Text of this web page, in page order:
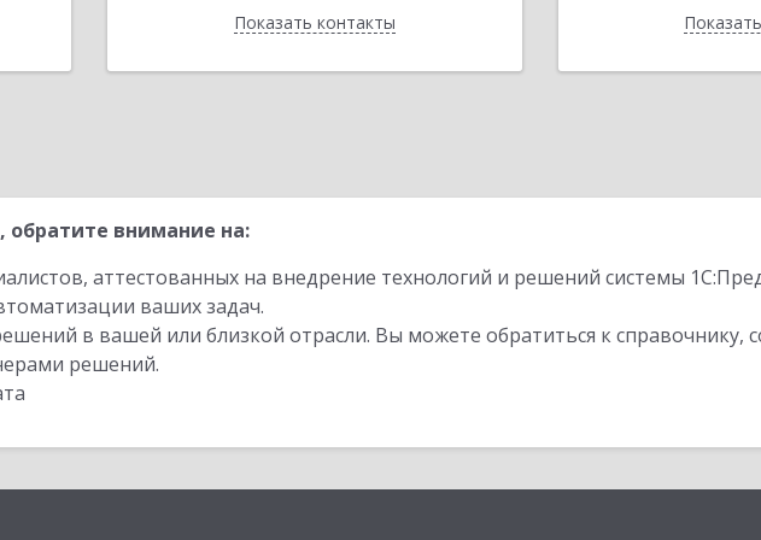
Показать контакты
Назад
внимание на:
аттестованных на внедрение технологий и решений системы
ваших задач.
в вашей или близкой отрасли. Вы можете обратиться к справочнику,
решений.